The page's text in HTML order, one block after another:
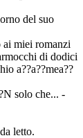
del suo
miei romanzi
di dodici
a??a??mea??
solo che... -
letto.